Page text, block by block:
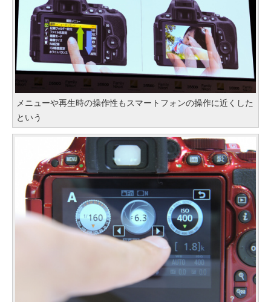
メニューや再生時の操作性もスマートフォンの操作に近くした
という